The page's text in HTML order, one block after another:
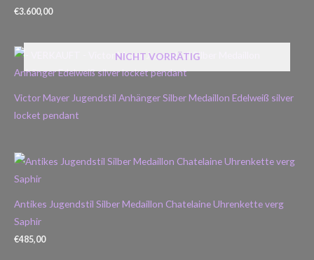
€3.600,00
NICHT VORRÄTIG
Victor Mayer Jugendstil Anhänger Silber Medaillon Edelweiß silver
locket pendant
Antikes Jugendstil Silber Medaillon Chatelaine Uhrenkette verg
Saphir
€485,00